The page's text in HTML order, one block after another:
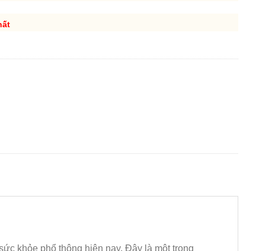
khỏe phổ thông hiện nay. Đây là một trong